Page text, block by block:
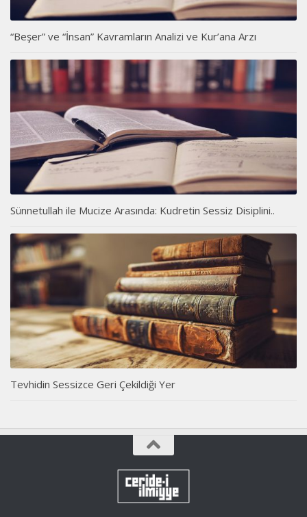
“Beşer” ve “İnsan” Kavramların Analizi ve Kur’ana Arzı
Sünnetullah ile Mucize Arasında: Kudretin Sessiz Disiplini..
Tevhidin Sessizce Geri Çekildiği Yer